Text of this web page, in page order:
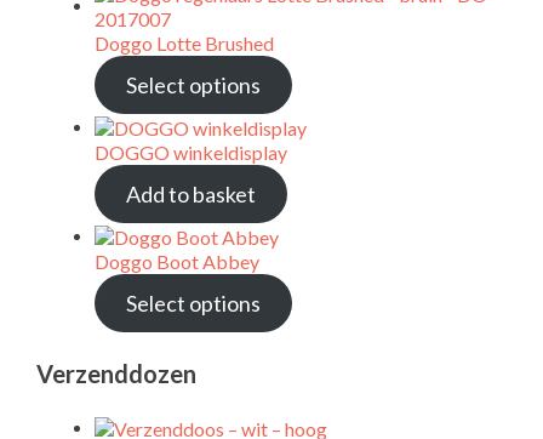
Doggo Lotte Brushed
Select options
DOGGO winkeldisplay
Add to basket
Doggo Boot Abbey
Select options
Verzenddozen